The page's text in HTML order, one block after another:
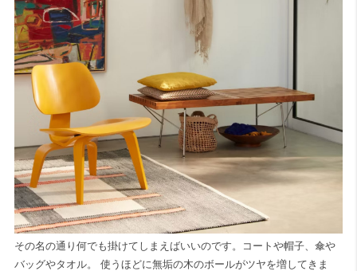
その名の通り何でも掛けてしまえばいいのです。コートや帽子、傘や
バッグやタオル。 使うほどに無垢の木のボールがツヤを増してきま